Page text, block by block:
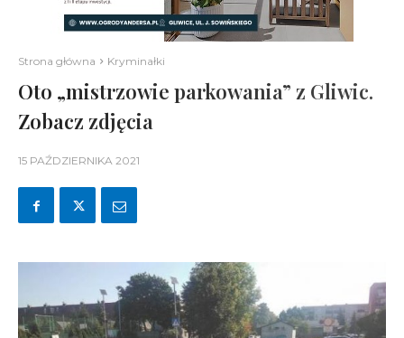
Strona główna Kryminałki
Oto „mistrzowie parkowania” z Gliwic.
Zobacz zdjęcia
15 PAŹDZIERNIKA 2021